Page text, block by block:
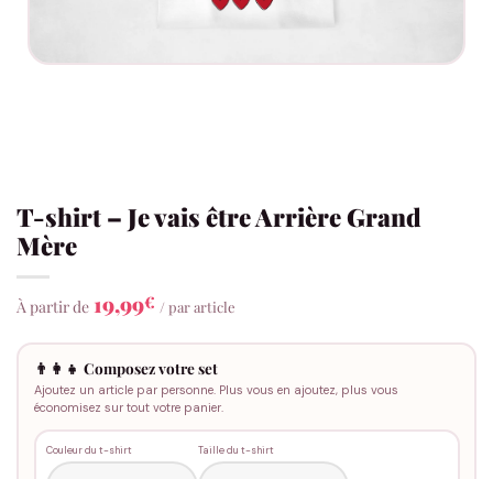
T-shirt – Je vais être Arrière Grand
Mère
À partir de 19,99€ / par article
👨‍👩‍👧 Composez votre set
Ajoutez un article par personne. Plus vous en ajoutez, plus vous
économisez sur tout votre panier.
Couleur du t-shirt Taille du t-shirt